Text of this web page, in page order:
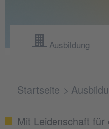
Ausbildung
Startseite
Mit Leidenschaft für